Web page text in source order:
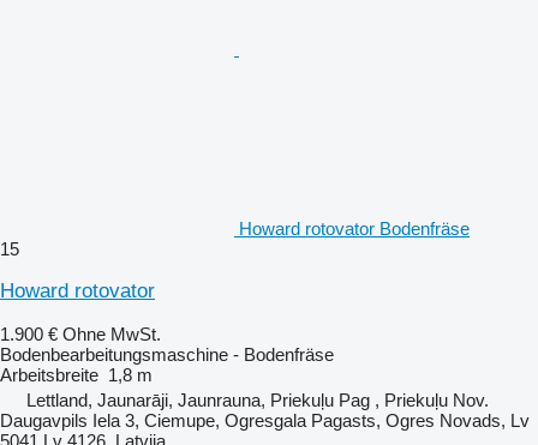
Howard rotovator Bodenfräse
15
Howard rotovator
1.900 € Ohne MwSt.
Bodenbearbeitungsmaschine - Bodenfräse
Arbeitsbreite 1,8 m
Lettland, Jaunarāji, Jaunrauna, Priekuļu Pag , Priekuļu Nov.
Daugavpils Iela 3, Ciemupe, Ogresgala Pagasts, Ogres Novads, Lv
5041 Lv 4126, Latvija